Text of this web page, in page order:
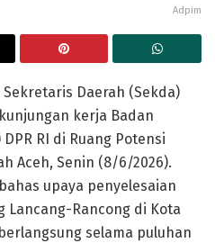
Adpim
Sekretaris Daerah (Sekda)
kerja Badan
RI di Ruang Potensi
Aceh, Senin (8/6/2026).
upaya penyelesaian
Lancang-Rancong di Kota
selama puluhan